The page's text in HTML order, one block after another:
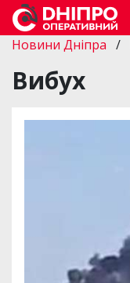
Новини Дніпра /
Вибух